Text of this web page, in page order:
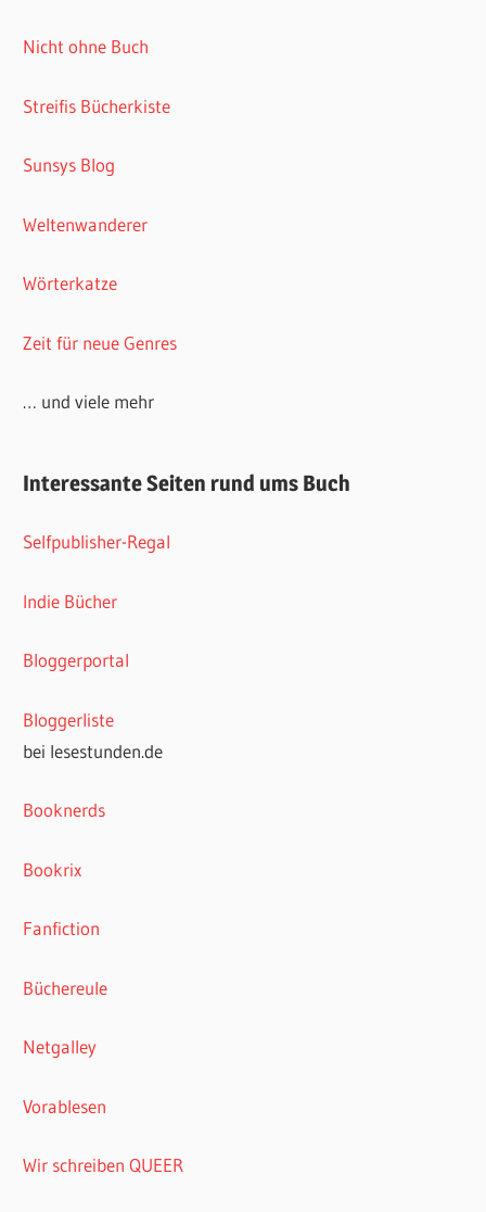
Nicht ohne Buch
Streifis Bücherkiste
Sunsys Blog
Weltenwanderer
Wörterkatze
Zeit für neue Genres
… und viele mehr
Interessante Seiten rund ums Buch
Selfpublisher-Regal
Indie Bücher
Bloggerportal
Bloggerliste
bei lesestunden.de
Booknerds
Bookrix
Fanfiction
Büchereule
Netgalley
Vorablesen
Wir schreiben QUEER